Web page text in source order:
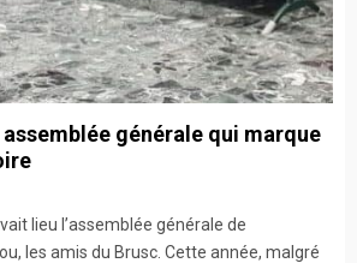
assemblée générale qui marque
lieu l’assemblée générale de
les amis du Brusc. Cette année, malgré